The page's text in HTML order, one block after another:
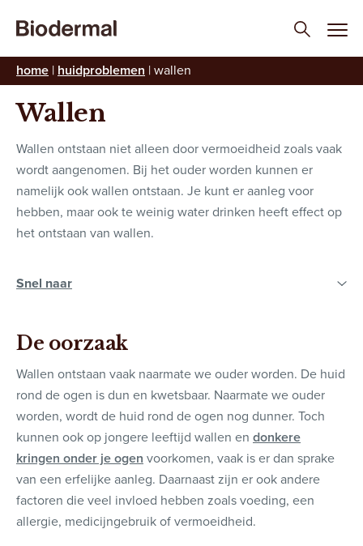
home | huidproblemen |wallen
HUIDBEHOEFTE
Wallen
Wallen ontstaan niet alleen door vermoeidheid zoals vaak
wordt aangenomen. Bij het ouder worden kunnen er
namelijk ook wallen ontstaan. Je kunt er aanleg voor
hebben, maar ook te weinig water drinken heeft effect op
het ontstaan van wallen.
De oorzaak
Wallen ontstaan vaak naarmate we ouder worden. De huid
rond de ogen is dun en kwetsbaar. Naarmate we ouder
worden, wordt de huid rond de ogen nog dunner. Toch
kunnen ook op jongere leeftijd wallen en donkere
kringen onder je ogen voorkomen, vaak is er dan sprake
van een erfelijke aanleg. Daarnaast zijn er ook andere
factoren die veel invloed hebben zoals voeding, een
allergie, medicijngebruik of vermoeidheid.